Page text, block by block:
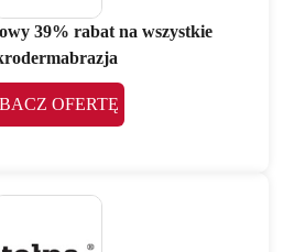
39% rabat na wszystkie
OFERTĘ